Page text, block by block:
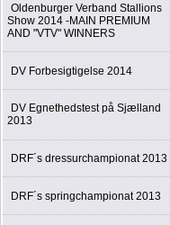
Oldenburger Verband Stallions
Show 2014 -MAIN PREMIUM
AND "VTV" WINNERS
DV Forbesigtigelse 2014
DV Egnethedstest på Sjælland
2013
DRF´s dressurchampionat 2013
DRF´s springchampionat 2013